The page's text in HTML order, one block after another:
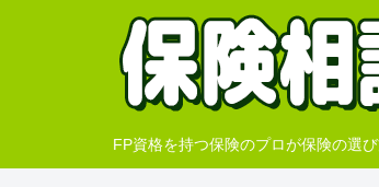
FP資格を持つ保険のプロが保険の選